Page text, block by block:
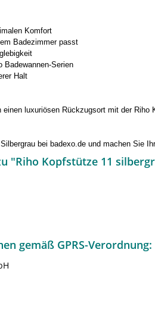
Komfort
Badezimmer passt
Serien
Halt
einen luxuriösen Rückzugsort mit der
bei badexo.de und machen Sie
"Riho Kopfstütze 11
gemäß GPRS-Verordnung: